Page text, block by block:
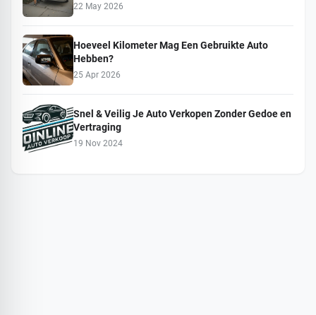
22 May 2026
Hoeveel Kilometer Mag Een Gebruikte Auto
Hebben?
25 Apr 2026
Snel & Veilig Je Auto Verkopen Zonder Gedoe en
Vertraging
19 Nov 2024